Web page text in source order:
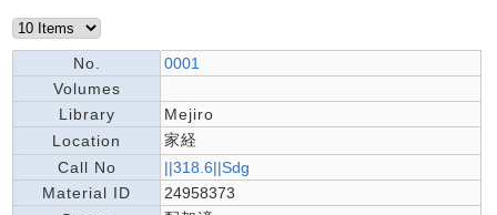
No.
0001
Volumes
Library
Mejiro
Location
家経
Call No
||318.6||Sdg
Material ID
24958373